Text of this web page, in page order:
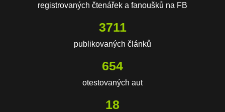
registrovaných čtenářek a fanoušků na FB
3711
publikovaných článků
654
otestovaných aut
18